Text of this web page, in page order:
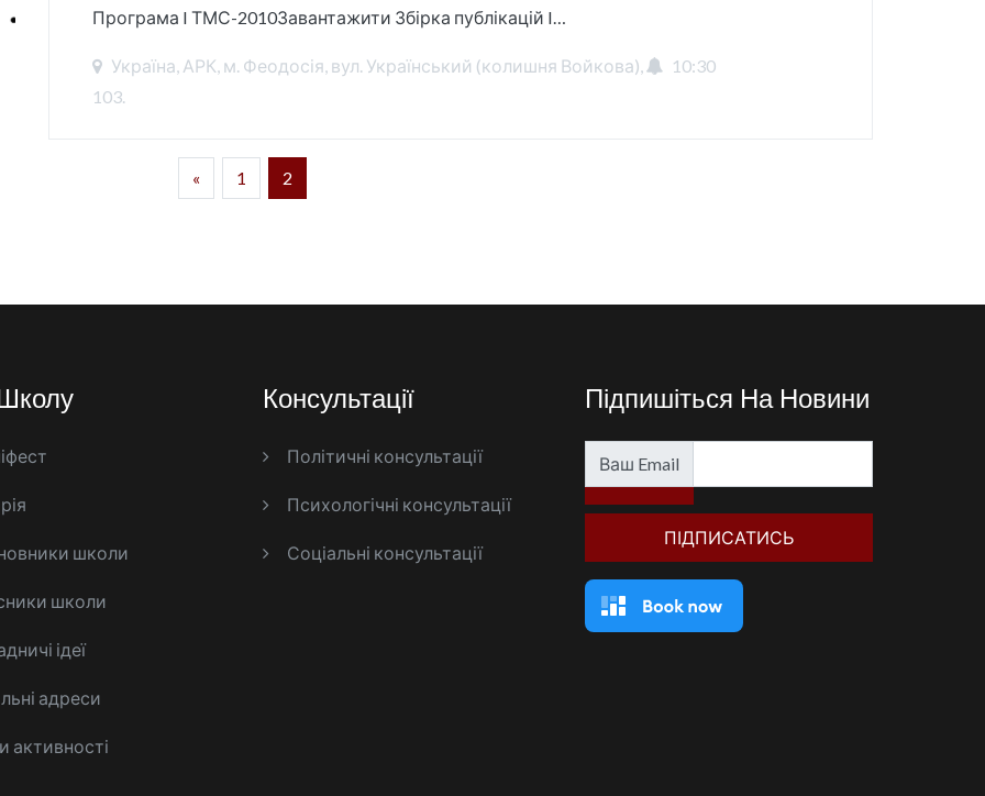
Програма I ТМС-2010Завантажити Збірка публікацій I…
Україна, АРК, м. Феодосія, вул. Український (колишня Войкова),
103.
10:30
« 1 2(current)
школи
школи
ідеї
адреси
активності
Консультації
Політичні консультації
Психологічні консультації
Соціальні консультації
Підпишіться На Новини
Ваш Email